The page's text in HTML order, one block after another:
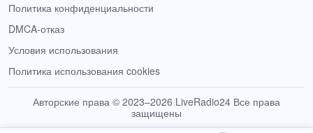
Политика конфиденциальности
DMCA-отказ
Условия использования
Политика использования cookies
Авторские права © 2023–2026 LiveRadio24 Все права
защищены